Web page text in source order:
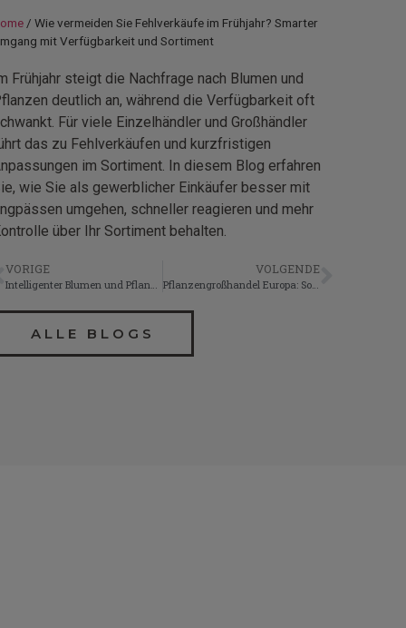
/ Wie vermeiden Sie Fehlverkäufe im Frühjahr? Smarter
mit Verfügbarkeit und Sortiment
Frühjahr steigt die Nachfrage nach Blumen und
deutlich an, während die Verfügbarkeit oft
Für viele Einzelhändler und Großhändler
das zu Fehlverkäufen und kurzfristigen
im Sortiment. In diesem Blog erfahren
wie Sie als gewerblicher Einkäufer besser mit
umgehen, schneller reagieren und mehr
über Ihr Sortiment behalten.
VORIGE
Intelligenter Blumen und Pflanzen einkaufen als Einzelhändler oder Großhändler
VOLGENDE
Pflanzengroßhandel Europa: So finden Sie einen zuverlässigen Lieferanten
ALLE BLOGS